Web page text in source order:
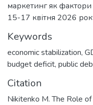
маркетинг як фактори
15-17 квітня 2026
Keywords
еconomic stabilization,
budget deficit, public
Citation
Nikitenko M. The Role